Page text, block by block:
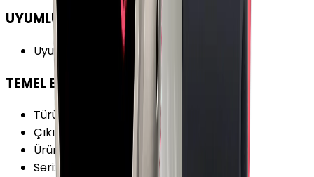
UYUMLULUK
Uyumlu İşletim Sistemi iOS
TEMEL BİLGİLER
Türü :
Çıkış Yılı
Ürün Ailesi
Apple Watch
Seri: Watch Series 9